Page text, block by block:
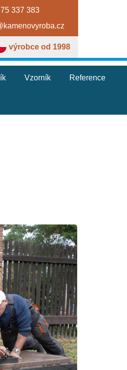
337 383
výrobce od 1998
Vzorník Reference